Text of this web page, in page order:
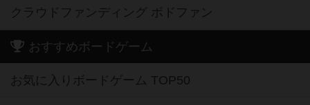
クラウドファンディング ボドファン
おすすめボードゲーム
お気に入りボードゲーム TOP50